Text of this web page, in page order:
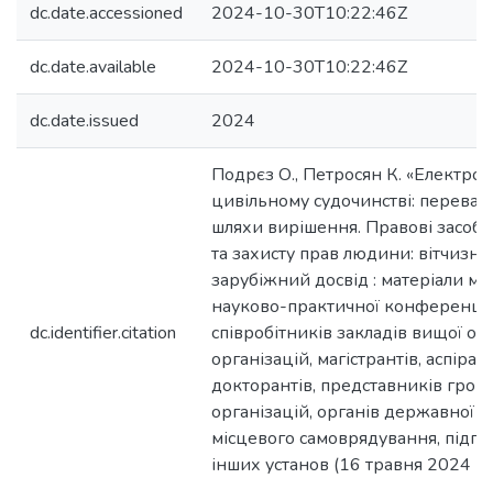
dc.date.accessioned 2024-10-30T10:22:46Z
dc.date.available 2024-10-30T10:22:46Z
dc.date.issued 2024
dc.identifier.citation
Подрєз О., Петросян К.
цивільному судочинстві:
шляхи вирішення. Правові
та захисту прав людини:
зарубіжний досвід : матеріали
науково-практичної
співробітників закладів вищої
організацій, магістрантів,
докторантів, представників
організацій, органів державної
місцевого самоврядування,
інших установ (16 травня 2024